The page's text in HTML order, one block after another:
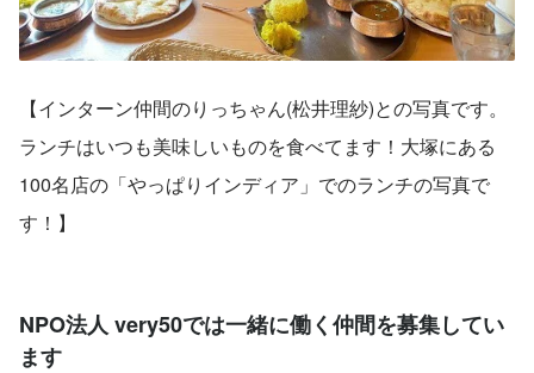
【インターン仲間のりっちゃん(松井理紗)との写真です。
ランチはいつも美味しいものを食べてます！大塚にある
100名店の「やっぱりインディア」でのランチの写真で
す！】
NPO法人 very50では一緒に働く仲間を募集してい
ます